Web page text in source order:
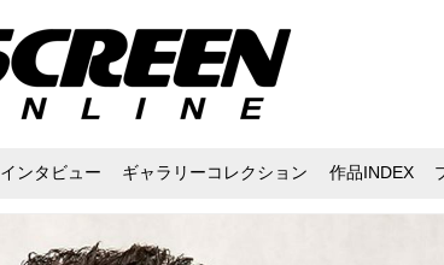
インタビュー ギャラリーコレクション 作品INDEX